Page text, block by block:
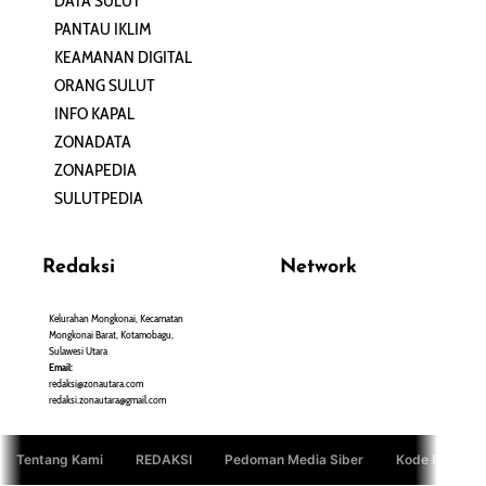
PANTAU IKLIM
KEAMANAN DIGITAL
ORANG SULUT
INFO KAPAL
ZONADATA
ZONAPEDIA
SULUTPEDIA
Redaksi
Kelurahan Mongkonai, Kecamatan
Mongkonai Barat, Kotamobagu,
Sulawesi Utara
Email:
redaksi@zonautara.com
redaksi.zonautara@gmail.com
Network
Tentang Kami REDAKSI Pedoman Media Siber Kode Etik